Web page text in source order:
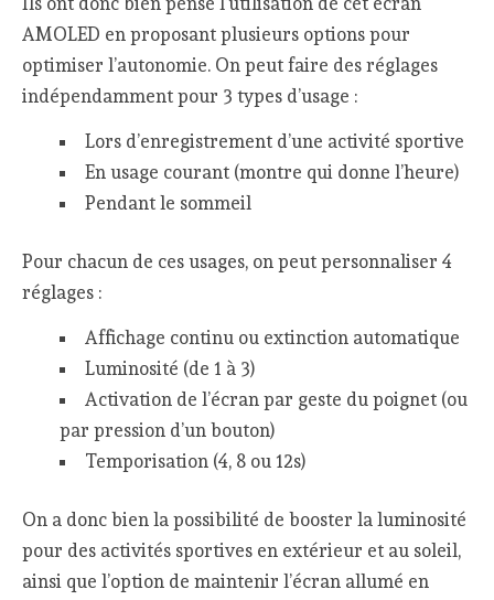
AMOLED en proposant plusieurs options pour
optimiser l’autonomie. On peut faire des réglages
indépendamment pour 3 types d’usage :
Lors d’enregistrement d’une activité sportive
En usage courant (montre qui donne l’heure)
Pendant le sommeil
Pour chacun de ces usages, on peut personnaliser 4
réglages :
Affichage continu ou extinction automatique
Luminosité (de 1 à 3)
Activation de l’écran par geste du poignet (ou
par pression d’un bouton)
Temporisation (4, 8 ou 12s)
On a donc bien la possibilité de booster la luminosité
pour des activités sportives en extérieur et au soleil,
ainsi que l’option de maintenir l’écran allumé en